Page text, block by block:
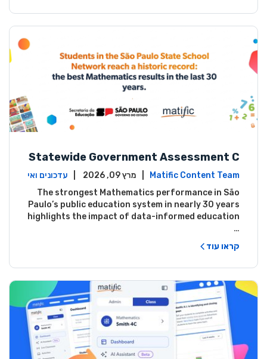
Statewide Government Assessment C
onfirms: Greater Matific Usage Linked
to Higher Math Achievement
Matific Content Team
עדכונים ואי
רועים
The strongest Mathematics performance in São
Paulo’s public education system in nearly 30 years
highlights the impact of data-informed education
…
קראו עוד